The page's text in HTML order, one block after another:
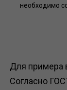
необходимо
Для примера
Согласно